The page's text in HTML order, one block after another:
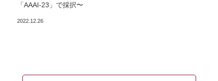
「AAAI-23」で採択〜
2022.12.26